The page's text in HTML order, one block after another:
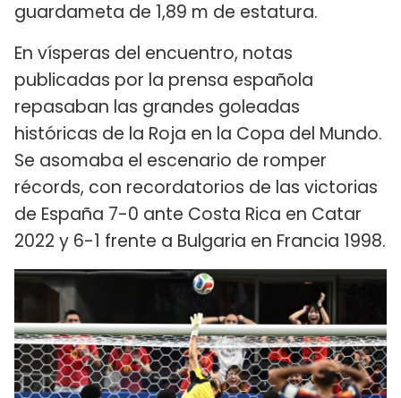
guardameta de 1,89 m de estatura.
En vísperas del encuentro, notas
publicadas por la prensa española
repasaban las grandes goleadas
históricas de la Roja en la Copa del Mundo.
Se asomaba el escenario de romper
récords, con recordatorios de las victorias
de España 7-0 ante Costa Rica en Catar
2022 y 6-1 frente a Bulgaria en Francia 1998.